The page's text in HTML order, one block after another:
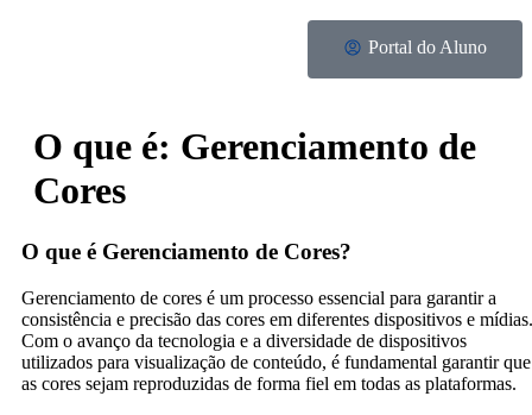
Portal do Aluno
O que é: Gerenciamento de
Cores
O que é Gerenciamento de Cores?
Gerenciamento de cores é um processo essencial para garantir a
consistência e precisão das cores em diferentes dispositivos e mídias.
Com o avanço da tecnologia e a diversidade de dispositivos
utilizados para visualização de conteúdo, é fundamental garantir que
as cores sejam reproduzidas de forma fiel em todas as plataformas.